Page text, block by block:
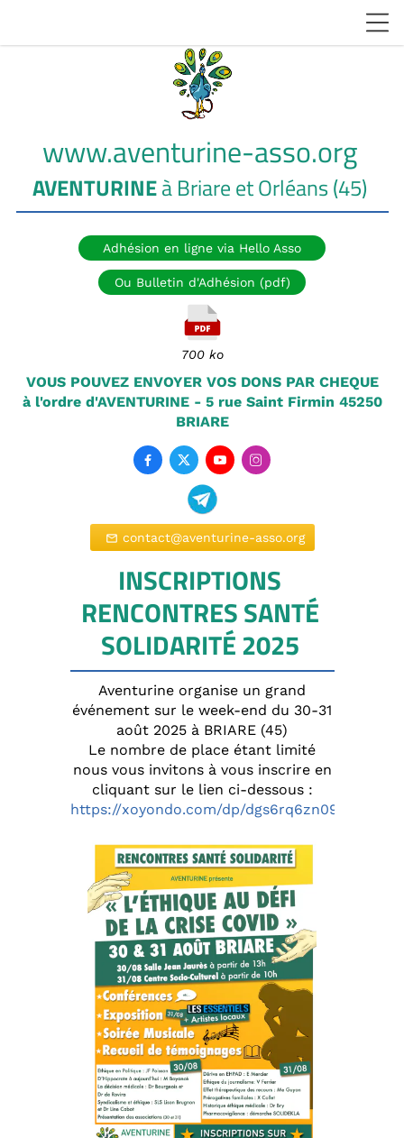
www.aventurine-asso.org
AVENTURINEà Briare et Orléans (45)
Adhésion en ligne via Hello Asso
Ou Bulletin d'Adhésion (pdf)
700 ko
VOUS POUVEZ ENVOYER VOS DONS PAR CHEQUE
à l'ordre d'AVENTURINE - 5 rue Saint Firmin 45250
BRIARE
   
mail_outline contact@aventurine-asso.org
INSCRIPTIONS
RENCONTRES SANTÉ
SOLIDARITÉ 2025
Aventurine organise un grand
événement sur le week-end du 30-31
août 2025 à BRIARE (45)
Le nombre de place étant limité
nous vous invitons à vous inscrire en
cliquant sur le lien ci-dessous :
https://xoyondo.com/dp/dgs6rq6zn09xa3h